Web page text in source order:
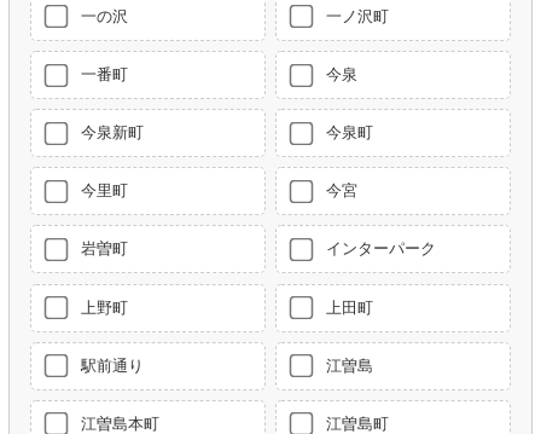
一の沢 一ノ沢町
一番町 今泉
今泉新町 今泉町
今里町 今宮
岩曽町 インターパーク
上野町 上田町
駅前通り 江曽島
江曽島本町 江曽島町